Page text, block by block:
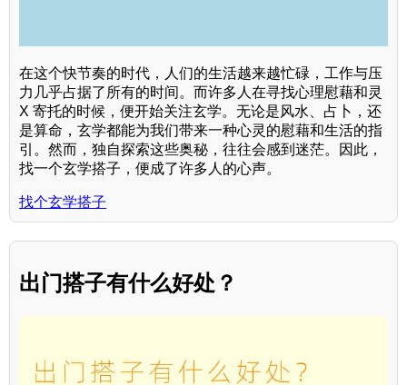
在这个快节奏的时代，人们的生活越来越忙碌，工作与压
力几乎占据了所有的时间。而许多人在寻找心理慰藉和灵
X 寄托的时候，便开始关注玄学。无论是风水、占卜，还
是算命，玄学都能为我们带来一种心灵的慰藉和生活的指
引。然而，独自探索这些奥秘，往往会感到迷茫。因此，
找一个玄学搭子，便成了许多人的心声。
找个玄学搭子
出门搭子有什么好处？